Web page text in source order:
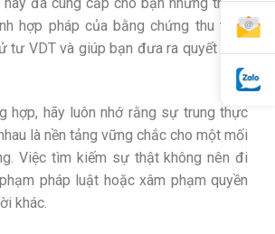
hợp pháp của bằng chứng thu thập
tư VDT và giúp bạn đưa ra quyết định
hợp, hãy luôn nhớ rằng sự trung thực
là nền tảng vững chắc cho một mối
Việc tìm kiếm sự thật không nên đi
pháp luật hoặc xâm phạm quyền
khác.